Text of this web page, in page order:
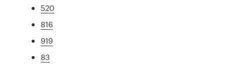
520
816
919
83